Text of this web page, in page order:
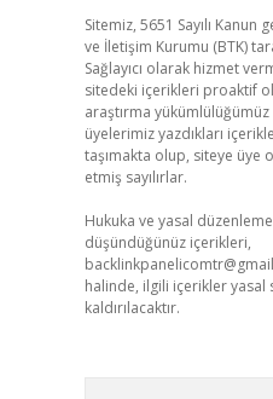
Sitemiz, 5651 Sayılı
ve İletişim Kurumu (BTK)
Sağlayıcı olarak hizmet
sitedeki içerikleri proaktif
araştırma
üyelerimiz yazdıkları
taşımakta olup, siteye üye
etmiş sayılırlar.
Hukuka ve yasal
düşündüğünüz içerikleri,
halinde, ilgili içerikler
kaldırılacaktır.